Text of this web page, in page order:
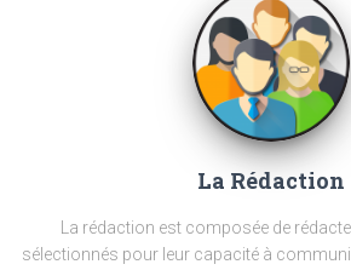
La Rédaction
La rédaction est composée de
sélectionnés pour leur capacité à